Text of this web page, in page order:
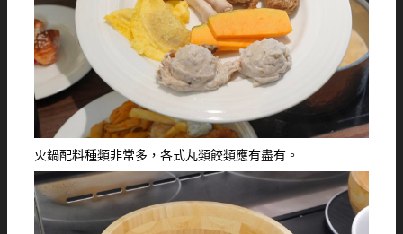
火鍋配料種類非常多，各式丸類餃類應有盡有。